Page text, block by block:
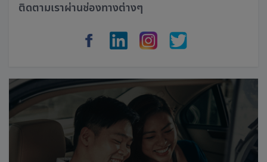
Vietnam
Myanmar
ติดตามเราผ่านช่องทางต่างๆ